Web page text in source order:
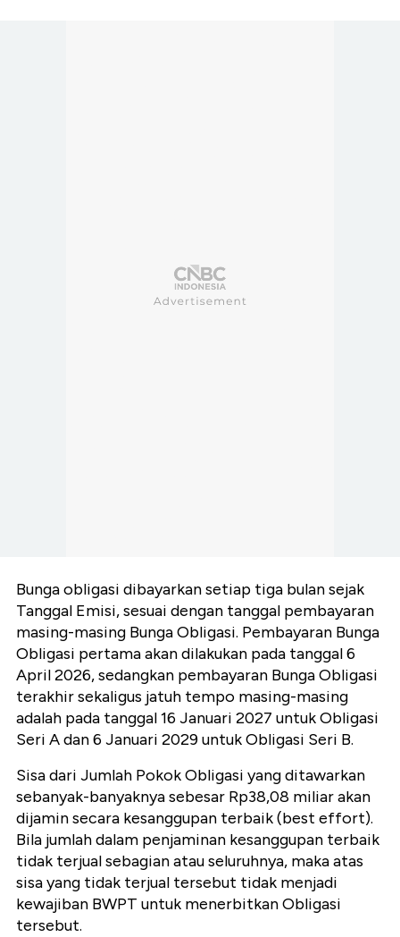
Bunga obligasi dibayarkan setiap tiga bulan sejak
Tanggal Emisi, sesuai dengan tanggal pembayaran
masing-masing Bunga Obligasi. Pembayaran Bunga
Obligasi pertama akan dilakukan pada tanggal 6
April 2026, sedangkan pembayaran Bunga Obligasi
terakhir sekaligus jatuh tempo masing-masing
adalah pada tanggal 16 Januari 2027 untuk Obligasi
Seri A dan 6 Januari 2029 untuk Obligasi Seri B.
Sisa dari Jumlah Pokok Obligasi yang ditawarkan
sebanyak-banyaknya sebesar Rp38,08 miliar akan
dijamin secara kesanggupan terbaik (best effort).
Bila jumlah dalam penjaminan kesanggupan terbaik
tidak terjual sebagian atau seluruhnya, maka atas
sisa yang tidak terjual tersebut tidak menjadi
kewajiban BWPT untuk menerbitkan Obligasi
tersebut.